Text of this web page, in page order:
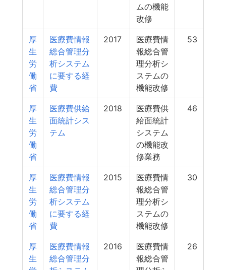
ムの機能
改修
厚
生
労
働
省
医療費情報
総合管理分
析システム
に要する経
費
2017
医療費情
報総合管
理分析シ
ステムの
機能改修
53
厚
生
労
働
省
医療費供給
面統計シス
テム
2018
医療費供
給面統計
システム
の機能改
修業務
46
厚
生
労
働
省
医療費情報
総合管理分
析システム
に要する経
費
2015
医療費情
報総合管
理分析シ
ステムの
機能改修
30
厚
生
医療費情報
総合管理分
2016
医療費情
報総合管
26